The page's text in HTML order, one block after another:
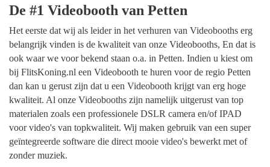
De #1 Videobooth van Petten
Het eerste dat wij als leider in het verhuren van Videobooths erg
belangrijk vinden is de kwaliteit van onze Videobooths, En dat is
ook waar we voor bekend staan o.a. in Petten. Indien u kiest om
bij FlitsKoning.nl een Videobooth te huren voor de regio Petten
dan kan u gerust zijn dat u een Videobooth krijgt van erg hoge
kwaliteit. Al onze Videobooths zijn namelijk uitgerust van top
materialen zoals een professionele DSLR camera en/of IPAD
voor video's van topkwaliteit. Wij maken gebruik van een super
geïntegreerde software die direct mooie video's bewerkt met of
zonder muziek.